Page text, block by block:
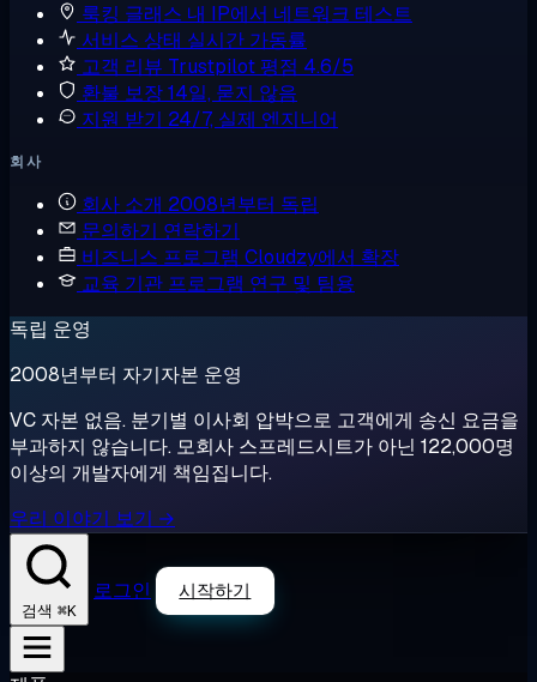
룩킹 글래스 내 IP에서 네트워크 테스트
서비스 상태 실시간 가동률
고객 리뷰 Trustpilot 평점 4.6/5
환불 보장14일, 묻지 않음
지원 받기 24/7, 실제 엔지니어
회사
회사 소개 2008년부터 독립
문의하기 연락하기
비즈니스 프로그램 Cloudzy에서 확장
교육 기관 프로그램 연구 및 팀용
독립 운영
2008년부터 자기자본 운영
VC 자본 없음. 분기별 이사회 압박으로 고객에게 송신 요금을
부과하지 않습니다. 모회사 스프레드시트가 아닌 122,000명
이상의 개발자에게 책임집니다.
우리 이야기 보기 →
검색 ⌘K
로그인 시작하기